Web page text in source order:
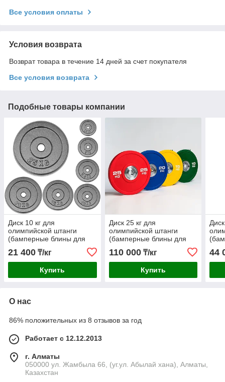
Все условия оплаты
Условия возврата
Возврат товара в течение 14 дней за счет покупателя
Все условия возврата
Подобные товары компании
Диск 10 кг для
олимпийской штанги
(бамперные блины для
кроссфита)
21 400 ₸/кг
Купить
Диск 25 кг для
олимпийской штанги
(бамперные блины для
кроссфита) цветной
110 000₸/кг
Купить
44
О нас
86% положительных из 8 отзывов за год
Работает с 12.12.2013
г. Алматы
050000 ул. Жамбыла 66, (уг.ул. Абылай хана), Алматы,
Казахстан